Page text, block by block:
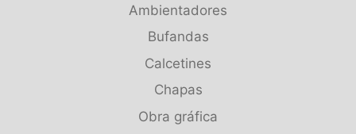
Ambientadores
Bufandas
Calcetines
Chapas
Obra gráfica